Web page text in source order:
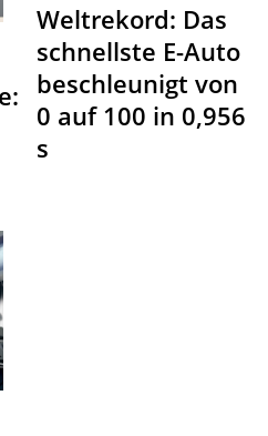
Weltrekord: Das
schnellste E-Auto
beschleunigt von
0 auf 100 in 0,956
s